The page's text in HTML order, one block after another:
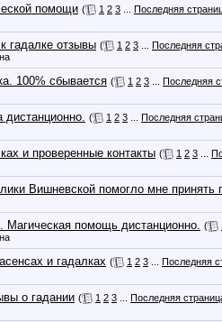
помощи ( 1 2 3
Последняя
гадалке отзывы ( 1 2 3
Последняя
100% сбывается ( 1 2 3
Последняя
дистанционно. ( 1 2 3
Последняя
и проверенные контакты ( 1 2 3
Вишневской помогло мне принять
Магическая помощь дистанционно. (
и гадалках ( 1 2 3
Последняя
о гадании ( 1 2 3
Последняя